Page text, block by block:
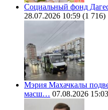
Социальный фонд
28.07.2026 10:59 (1 716)
Мэрия Махачкалы
масш… 07.08.2026 15:03